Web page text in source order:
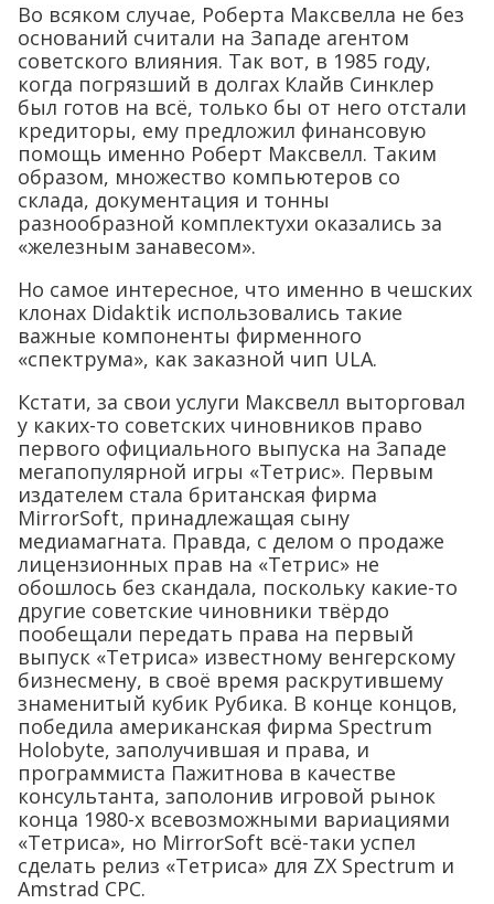
Во всяком случае, Роберта Максвелла не без
оснований считали на Западе агентом
советского влияния. Так вот, в 1985 году,
когда погрязший в долгах Клайв Синклер
был готов на всё, только бы от него отстали
кредиторы, ему предложил финансовую
помощь именно Роберт Максвелл. Таким
образом, множество компьютеров со
склада, документация и тонны
разнообразной комплектухи оказались за
«железным занавесом».
Но самое интересное, что именно в чешских
клонах Didaktik использовались такие
важные компоненты фирменного
«спектрума», как заказной чип ULA.
Кстати, за свои услуги Максвелл выторговал
у каких-то советских чиновников право
первого официального выпуска на Западе
мегапопулярной игры «Тетрис». Первым
издателем стала британская фирма
MirrorSoft, принадлежащая сыну
медиамагната. Правда, с делом о продаже
лицензионных прав на «Тетрис» не
обошлось без скандала, поскольку какие-то
другие советские чиновники твёрдо
пообещали передать права на первый
выпуск «Тетриса» известному венгерскому
бизнесмену, в своё время раскрутившему
знаменитый кубик Рубика. В конце концов,
победила американская фирма Spectrum
Holobyte, заполучившая и права, и
программиста Пажитнова в качестве
консультанта, заполонив игровой рынок
конца 1980-х всевозможными вариациями
«Тетриса», но MirrorSoft всё-таки успел
сделать релиз «Тетриса» для ZX Spectrum и
Amstrad CPC.